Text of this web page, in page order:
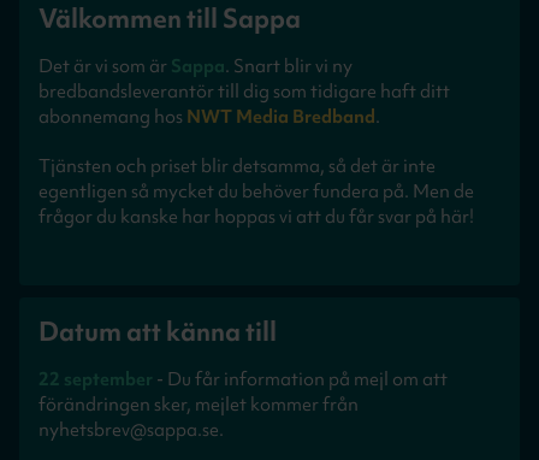
Kundsupport
Tillbaka
Logga in
Aktivera
Välkommen till Sappa
Det är vi som är Sappa. Snart blir vi ny
bredbandsleverantör till dig som tidigare haft ditt
abonnemang hos NWT Media Bredband.
Tjänsten och priset blir detsamma, så det är inte
egentligen så mycket du behöver fundera på. Men de
frågor du kanske har hoppas vi att du får svar på här!
Datum att känna till
22 september - Du får information på mejl om att
förändringen sker, mejlet kommer från
nyhetsbrev@sappa.se.